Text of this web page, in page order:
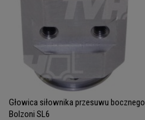
Głowica siłownika przesuwu bocznego
Bolzoni SL6